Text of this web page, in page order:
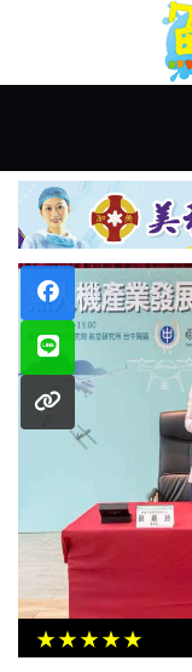
首
市
政
文
教
樂
活
家
生
★★★★★